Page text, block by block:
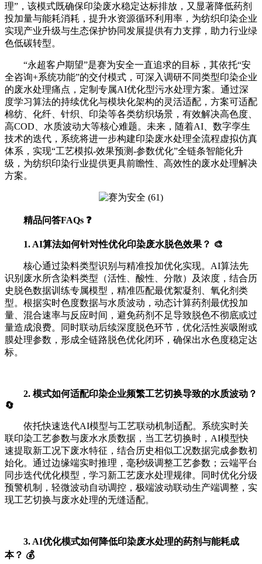
理”，该模式既确保印染废水稳定达标排放，又显著降低药剂
投加量与能耗消耗，提升水资源循环利用率，为纺织印染企业
实现产业升级与生态保护协同发展提供有力支撑，助力行业绿
色低碳转型。
“永超客户期望”是赛为安全一直追求的目标，其依托“安
全咨询+系统功能”的交付模式，可深入调研不同类型印染企业
的废水处理痛点，定制专属AI优化型污水处理方案。通过深
度学习算法的持续优化与模块化架构的灵活适配，方案可适配
棉纺、化纤、针织、印染等各类纺织场景，有效解决高色度、
高COD、水质波动大等核心难题。未来，随着AI、数字孪生
技术的迭代，系统将进一步构建印染废水处理全流程虚拟仿真
体系，实现“工艺模拟-效果预测-参数优化”全链条智能化升
级，为纺织印染行业提供更具前瞻性、高效性的废水处理解决
方案。
精品问答FAQs ❓
1. AI算法如何针对性优化印染废水脱色效果？ 🎨
核心通过染料类型识别与精准投加优化实现。AI算法先
识别废水所含染料类型（活性、酸性、分散）及浓度，结合历
史脱色数据训练专属模型，精准匹配最优絮凝剂、氧化剂类
型。根据实时色度数据与水质波动，动态计算药剂最优投加
量、混合速率与反应时间，避免药剂不足导致脱色不彻底或过
量造成浪费。同时联动后续深度脱色环节，优化活性炭吸附或
膜处理参数，形成全链路脱色优化闭环，确保出水色度稳定达
标。
2. 模式如何适配印染企业频繁工艺切换导致的水质波动？
🔄
依托快速迭代AI模型与工艺联动机制适配。系统实时关
联印染工艺参数与废水水质数据，当工艺切换时，AI模型快
速提取新工况下废水特征，结合历史相似工况数据完成参数初
始化。通过边缘端实时推理，毫秒级调整工艺参数；云端平台
同步迭代优化模型，学习新工艺废水处理规律。同时优化分级
预警机制，轻微波动自动调控，极端波动联动生产端调整，实
现工艺切换与废水处理的无缝适配。
3. AI优化模式如何降低印染废水处理的药剂与能耗成
本？ 💰